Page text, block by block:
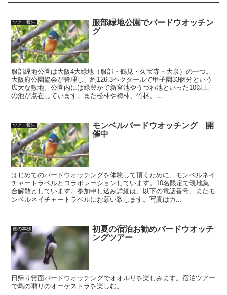
ツアー報告
服部緑地公園でバードウオッチン
グ
服部緑地公園は大阪4大緑地（服部・鶴見・久宝寺・大泉）の一つ。
大阪府公園協会が管理し、約126.3ヘクタールで甲子園33個分という
広大な敷地。公園内には緑豊かで新宮池やうづわ池といった10以上
の池が点在しています。また松林や梅林、竹林、...
ツアー報告
モンベルバードウオッチング 開
催中
はじめてのバードウオッチングを体験して頂くために、モンベルネイ
チャートラベルとコラボレーションしています。10名限定で現地集
合解散としています。参加申し込み詳細は、以下の電話番号、またモ
ンベルネイチャートラベルにお願い致します。写真はカ...
旅の本棚
初夏の宿泊お勧めバードウオッチ
ングツアー
日帰り箕面バードウオッチングでオオルリを楽しみます。宿泊ツアー
で鳥の囀りのオーケストラを楽しむ。